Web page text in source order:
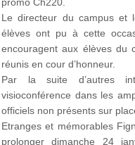
Le directeur du campus et
élèves ont pu à cette
encouragent aux élèves du
réunis en cour d’honneur.
Par la suite d’autres
visioconférence dans les
officiels non présents sur
Etranges et mémorables
prolonger dimanche 24